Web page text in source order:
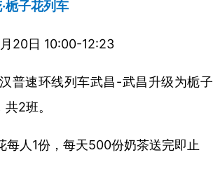
栀子花列车
20日 10:00-12:23
普速环线列车武昌-武昌升级为栀子
2班。
每人1份，每天500份奶茶送完即止